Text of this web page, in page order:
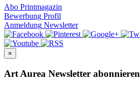
Abo Printmagazin
Bewerbung Profil
Anmeldung Newsletter
×
Art Aurea Newsletter abonnieren